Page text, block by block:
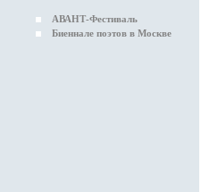
АВАНТ-Фестиваль
Биеннале поэтов в Москве